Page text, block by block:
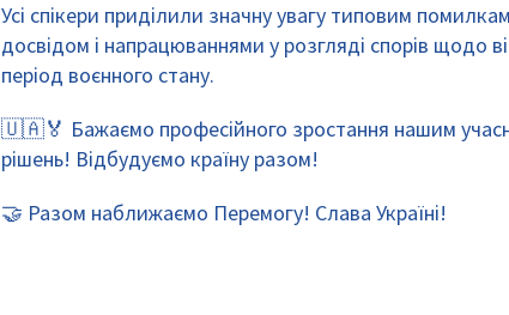
Усі спікери приділили значну увагу типовим
досвідом і напрацюваннями у розгляді спорів щодо
період воєнного стану.
🇺🇦🏅 Бажаємо професійного зростання нашим
рішень! Відбудуємо країну разом!
🤝 Разом наближаємо Перемогу! Слава Україні!